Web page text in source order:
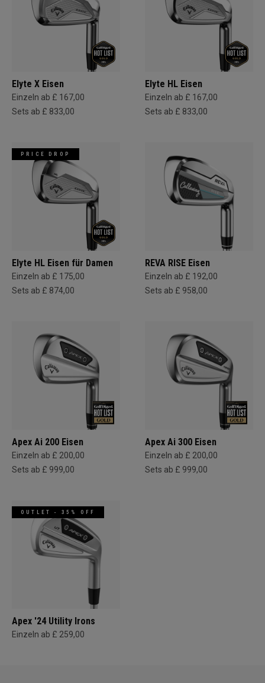
Elyte X Eisen
Einzeln ab £ 167,00
Sets ab £ 833,00
Elyte HL Eisen
Einzeln ab £ 167,00
Sets ab £ 833,00
PRICE DROP
Elyte HL Eisen für Damen
Einzeln ab £ 175,00
Sets ab £ 874,00
REVA RISE Eisen
Einzeln ab £ 192,00
Sets ab £ 958,00
Apex Ai 200 Eisen
Einzeln ab £ 200,00
Sets ab £ 999,00
Apex Ai 300 Eisen
Einzeln ab £ 200,00
Sets ab £ 999,00
OUTLET - 35% OFF
Apex '24 Utility Irons
Einzeln ab £ 259,00